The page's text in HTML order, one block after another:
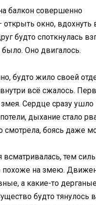
балкон совершенно
открыть окно, вдохнуть
будто споткнулась
было. Оно двигалось.
будто жило своей
всё сжалось.
Сердце сразу ушло
дыхание стало
смотрела, боясь даже
тем
похоже на змею.
а какие-то
будто тянулось